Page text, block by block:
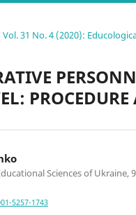
Vol. 31 No. 4 (2020):
Sciences of Ukraine,
5257-1743